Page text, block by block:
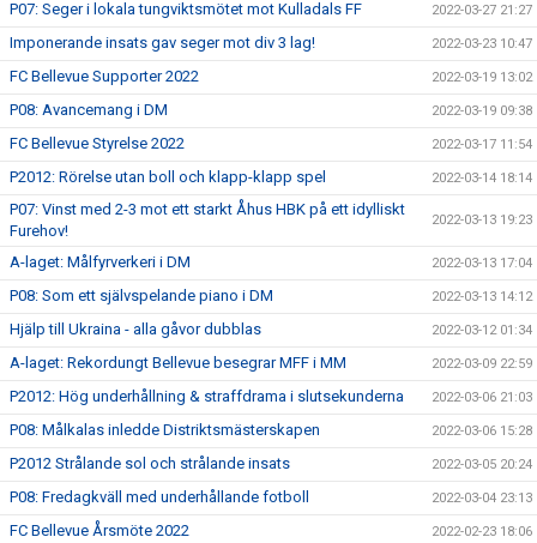
P07: Seger i lokala tungviktsmötet mot Kulladals FF 2022-03-27 21:27
Imponerande insats gav seger mot div 3 lag! 2022-03-23 10:47
FC Bellevue Supporter 2022 2022-03-19 13:02
P08: Avancemang i DM 2022-03-19 09:38
FC Bellevue Styrelse 2022 2022-03-17 11:54
P2012: Rörelse utan boll och klapp-klapp spel 2022-03-14 18:14
P07: Vinst med 2-3 mot ett starkt Åhus HBK på ett idylliskt
Furehov!
2022-03-13 19:23
A-laget: Målfyrverkeri i DM 2022-03-13 17:04
P08: Som ett självspelande piano i DM 2022-03-13 14:12
Hjälp till Ukraina - alla gåvor dubblas 2022-03-12 01:34
A-laget: Rekordungt Bellevue besegrar MFF i MM 2022-03-09 22:59
P2012: Hög underhållning & straffdrama i slutsekunderna 2022-03-06 21:03
P08: Målkalas inledde Distriktsmästerskapen 2022-03-06 15:28
P2012 Strålande sol och strålande insats 2022-03-05 20:24
P08: Fredagkväll med underhållande fotboll 2022-03-04 23:13
FC Bellevue Årsmöte 2022 2022-02-23 18:06